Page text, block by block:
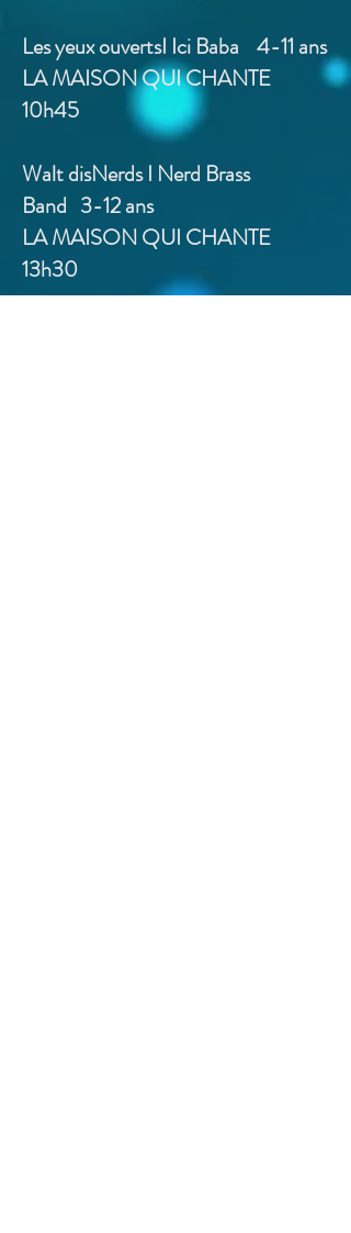
Les yeux ouvertsI Ici Baba 4-11 ans
LA MAISON QUI CHANTE
10h45
Walt disNerds I Nerd Brass
Band 3-12 ans
LA MAISON QUI CHANTE
13h30